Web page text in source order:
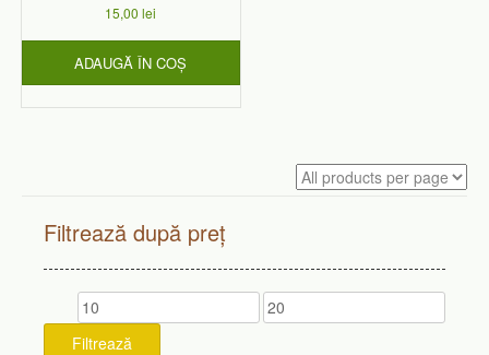
15,00lei
ADAUGĂ ÎN COȘ
Filtrează după preț
Preț
minim
Preț
Filtrează